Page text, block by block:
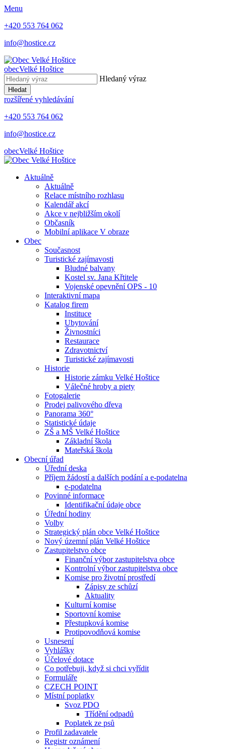
Menu
+420 553 764 062
info@hostice.cz
obecVelké Hoštice
Hledaný výraz
Hledat
rozšířené vyhledávání
+420 553 764 062
info@hostice.cz
obecVelké Hoštice
Aktuálně
Aktuálně
Relace místního rozhlasu
Kalendář akcí
Akce v nejbližším okolí
Občasník
Mobilní aplikace V obraze
Obec
Současnost
Turistické zajímavosti
Bludné balvany
Kostel sv. Jana Křtitele
Vojenské opevnění OPS - 10
Interaktivní mapa
Katalog firem
Instituce
Ubytování
Živnostníci
Restaurace
Zdravotnictví
Turistické zajímavosti
Historie
Historie zámku Velké Hoštice
Válečné hroby a piety
Fotogalerie
Prodej palivového dřeva
Panorama 360°
Statistické údaje
ZŠ a MŠ Velké Hoštice
Základní škola
Mateřská škola
Obecní úřad
Úřední deska
Příjem žádostí a dalších podání a e-podatelna
e-podatelna
Povinné informace
Identifikační údaje obce
Úřední hodiny
Volby
Strategický plán obce Velké Hoštice
Nový územní plán Velké Hoštice
Zastupitelstvo obce
Finanční výbor zastupitelstva obce
Kontrolní výbor zastupitelstva obce
Komise pro životní prostředí
Zápisy ze schůzí
Aktuality
Kulturní komise
Sportovní komise
Přestupková komise
Protipovodňová komise
Usnesení
Vyhlášky
Účelové dotace
Co potřebuji, když si chci vyřídit
Formuláře
CZECH POINT
Místní poplatky
Svoz PDO
Třídění odpadů
Poplatek ze psů
Profil zadavatele
Registr oznámení